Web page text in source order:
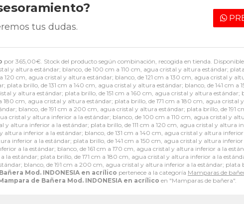
por 365,00€. Stock del producto según combinación, recogida en tienda.
y altura estándar; blanco, de 100 cm a 110 cm, agua cristal y altura estándar;
cm, agua cristal y altura estándar; blanco, de 121 cm a 130 cm, agua cristal y
plata brillo, de 131 cm a 140 cm, agua cristal y altura estándar; blanco, de 141 cm
y altura estándar; plata brillo, de 151 cm a 160 cm, agua cristal y altura
180 cm, agua cristal y altura estándar; plata brillo, de 171 cm a 180 cm, agua
blanco, de 191 cm a 200 cm, agua cristal y altura estándar; plata brillo, de
cristal y altura inferior a la estándar; blanco, de 100 cm a 110 cm, agua cristal y
y altura inferior a la estándar; plata brillo, de 111 cm a 120 cm, agua cristal y altura
altura inferior a la estándar; blanco, de 131 cm a 140 cm, agua cristal y altura
inferior a la estándar; plata brillo, de 141 cm a 150 cm, agua cristal y altura
a la estándar; blanco, de 161 cm a 170 cm, agua cristal y altura inferior a la
la estándar; plata brillo, de 171 cm a 180 cm, agua cristal y altura inferior a la
blanco, de 191 cm a 200 cm, agua cristal y altura inferior a la estándar;
Mod. INDONESIA en acrílico pertenece a la categoría Mamparas de
de Bañera Mod. INDONESIA en acrílico en "Mamparas de bañera".
tus dudas.